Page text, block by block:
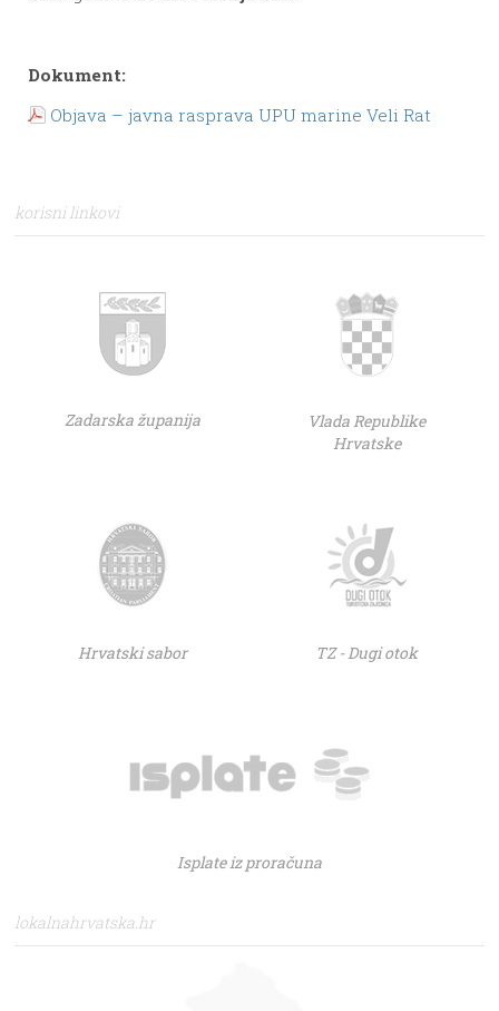
Dokument:
Objava – javna rasprava UPU marine Veli Rat
korisni linkovi
Zadarska županija
Vlada Republike
Hrvatske
Hrvatski sabor TZ - Dugi otok
Isplate iz proračuna
lokalnahrvatska.hr